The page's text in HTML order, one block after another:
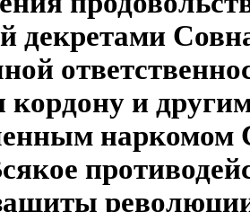
декретами
кордону и
наркомом